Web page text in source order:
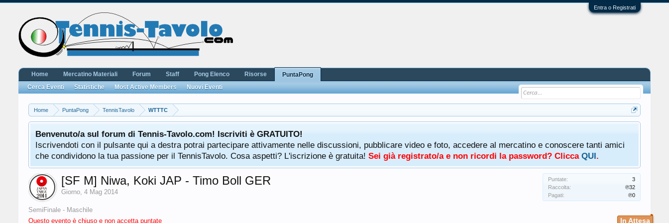
Entra o Registrati
Home PuntaPong TennisTavolo WTTTC
Benvenuto/a sul forum di Tennis-Tavolo.com! Iscriviti è GRATUITO!
Iscrivendoti con il pulsante qui a destra potrai partecipare attivamente nelle discussioni, pubblicare video e foto, accedere al mercatino e conoscere tanti amici
che condividono la tua passione per il TennisTavolo. Cosa aspetti? L'iscrizione è gratuita! Sei già registrato/a e non ricordi la password? Clicca QUI.
Puntate:
3
Raccolta:
℗32
Pagati:
℗0
[SF M] Niwa, Koki JAP - Timo Boll GER
Giorno, 4 Mag 2014
In Attesa
SemiFinale - Maschile
Questo evento è chiuso e non accetta puntate
Home Mercatino Materiali Forum Staff Pong Elenco Risorse
PuntaPong
Cerca Eventi
Statistiche Most Active Members Nuovi Eventi